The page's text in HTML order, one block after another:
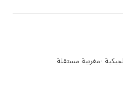
-مغربية مستقلة